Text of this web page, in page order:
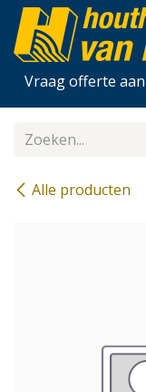
Overslaan naar
Vraag offerte aan
Alle producten